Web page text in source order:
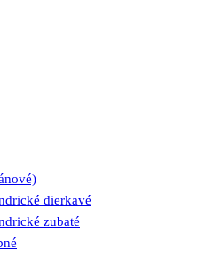
dierkavé
zubaté